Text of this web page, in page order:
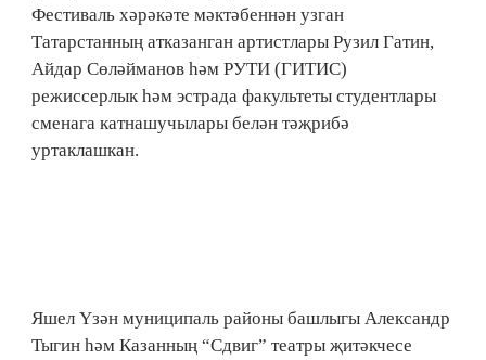
Фестиваль хәрәкәте мәктәбеннән узган
Татарстанның атказанган артистлары Рузил Гатин,
Айдар Сөләйманов һәм РУТИ (ГИТИС)
режиссерлык һәм эстрада факультеты студентлары
сменага катнашучылары белән тәҗрибә
уртаклашкан.
Яшел Үзән муниципаль районы башлыгы Александр
Тыгин һәм Казанның “Сдвиг” театры җитәкчесе